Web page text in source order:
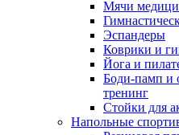
Мячи
Эспандеры
Коврики и
Йога и
Боди-памп и
тренинг
Стойки для
Напольные